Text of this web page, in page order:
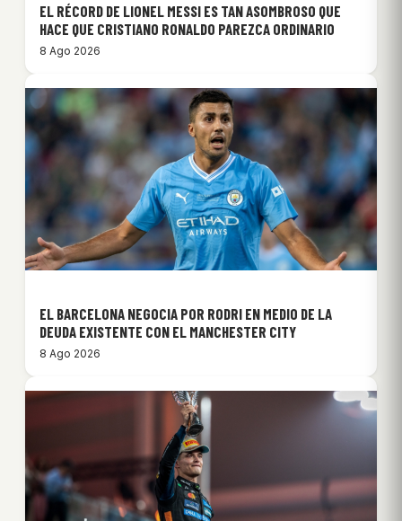
EL RÉCORD DE LIONEL MESSI ES TAN ASOMBROSO QUE
HACE QUE CRISTIANO RONALDO PAREZCA ORDINARIO
8 Ago 2026
EL BARCELONA NEGOCIA POR RODRI EN MEDIO DE LA
DEUDA EXISTENTE CON EL MANCHESTER CITY
8 Ago 2026